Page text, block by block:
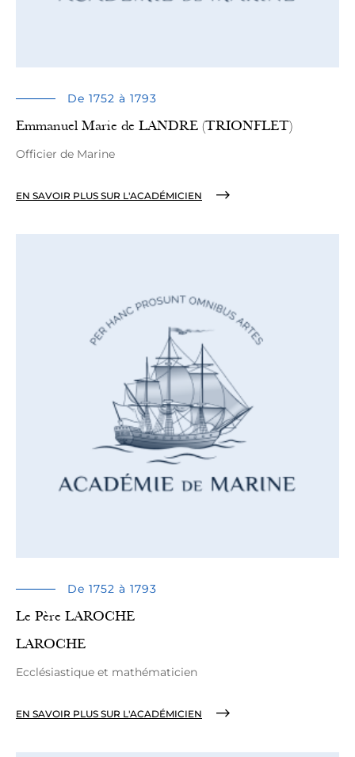
De 1752 à 1793
Emmanuel Marie de LANDRE (TRIONFLET)
Officier de Marine
EN SAVOIR PLUS SUR L'ACADÉMICIEN
De 1752 à 1793
Le Père LAROCHE
LAROCHE
Ecclésiastique et mathématicien
EN SAVOIR PLUS SUR L'ACADÉMICIEN